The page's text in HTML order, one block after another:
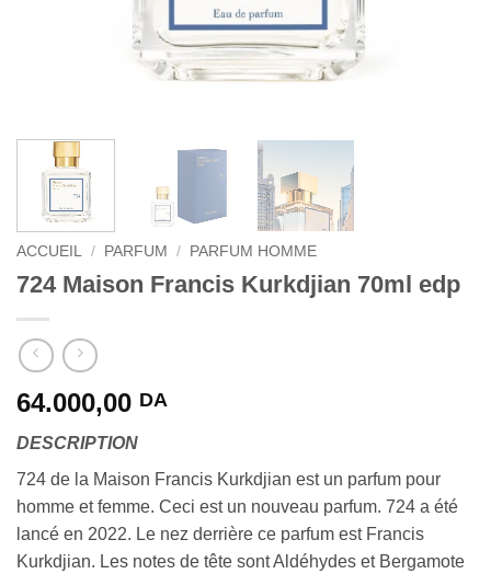
ACCUEIL / PARFUM / PARFUM HOMME
724 Maison Francis Kurkdjian 70ml edp
64.000,00 DA
DESCRIPTION
724 de la Maison Francis Kurkdjian est un parfum pour
homme et femme. Ceci est un nouveau parfum. 724 a été
lancé en 2022. Le nez derrière ce parfum est Francis
Kurkdjian. Les notes de tête sont Aldéhydes et Bergamote